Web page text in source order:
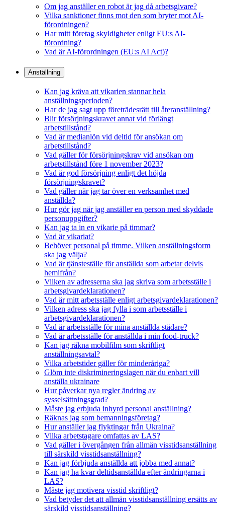
Om jag anställer en robot är jag då arbetsgivare?
Vilka sanktioner finns mot den som bryter mot AI-
förordningen?
Har mitt företag skyldigheter enligt EU:s AI-
förordning?
Vad är AI-förordningen (EU:s AI Act)?
Anställning
Kan jag kräva att vikarien stannar hela
anställningsperioden?
Har de jag sagt upp företrädesrätt till återanställning?
Blir försörjningskravet annat vid förlängt
arbetstillstånd?
Vad är medianlön vid deltid för ansökan om
arbetstillstånd?
Vad gäller för försörjningskrav vid ansökan om
arbetstillstånd före 1 november 2023?
Vad är god försörjning enligt det höjda
försörjningskravet?
Vad gäller när jag tar över en verksamhet med
anställda?
Hur gör jag när jag anställer en person med skyddade
personuppgifter?
Kan jag ta in en vikarie på timmar?
Vad är vikariat?
Behöver personal på timme. Vilken anställningsform
ska jag välja?
Vad är tjänsteställe för anställda som arbetar delvis
hemifrån?
Vilken av adresserna ska jag skriva som arbetsställe i
arbetsgivardeklarationen?
Vad är mitt arbetsställe enligt arbetsgivardeklarationen?
Vilken adress ska jag fylla i som arbetsställe i
arbetsgivardeklarationen?
Vad är arbetsställe för mina anställda städare?
Vad är arbetsställe för anställda i min food-truck?
Kan jag räkna mobilfilm som skriftligt
anställningsavtal?
Vilka arbetstider gäller för minderåriga?
Glöm inte diskrimineringslagen när du enbart vill
anställa ukrainare
Hur påverkar nya regler ändring av
sysselsättningsgrad?
Måste jag erbjuda inhyrd personal anställning?
Räknas jag som bemanningsföretag?
Hur anställer jag flyktingar från Ukraina?
Vilka arbetstagare omfattas av LAS?
Vad gäller i övergången från allmän visstidsanställning
till särskild visstidsanställning?
Kan jag förbjuda anställda att jobba med annat?
Kan jag ha kvar deltidsanställda efter ändringarna i
LAS?
Måste jag motivera visstid skriftligt?
Vad betyder det att allmän visstidsanställning ersätts av
särskild visstidsanställning?